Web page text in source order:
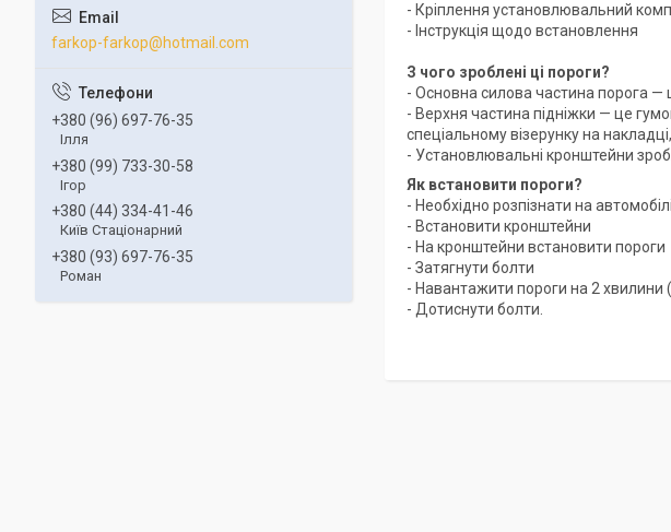
- Кріплення установлювальний
- Інструкція щодо встановлення
З чого зроблені ці пороги?
- Основна силова частина порога —
- Верхня частина підніжки — це
спеціальному візерунку на
- Установлювальні кронштейни
Як встановити пороги?
- Необхідно розпізнати на
- Встановити кронштейни
- На кронштейни встановити пороги
- Затягнути болти
- Навантажити пороги на 2
- Дотиснути болти.
farkop-farkop@hotmail.com
+380 (96) 697-76-35
Ілля
+380 (99) 733-30-58
Ігор
+380 (44) 334-41-46
Київ Стаціонарний
+380 (93) 697-76-35
Роман